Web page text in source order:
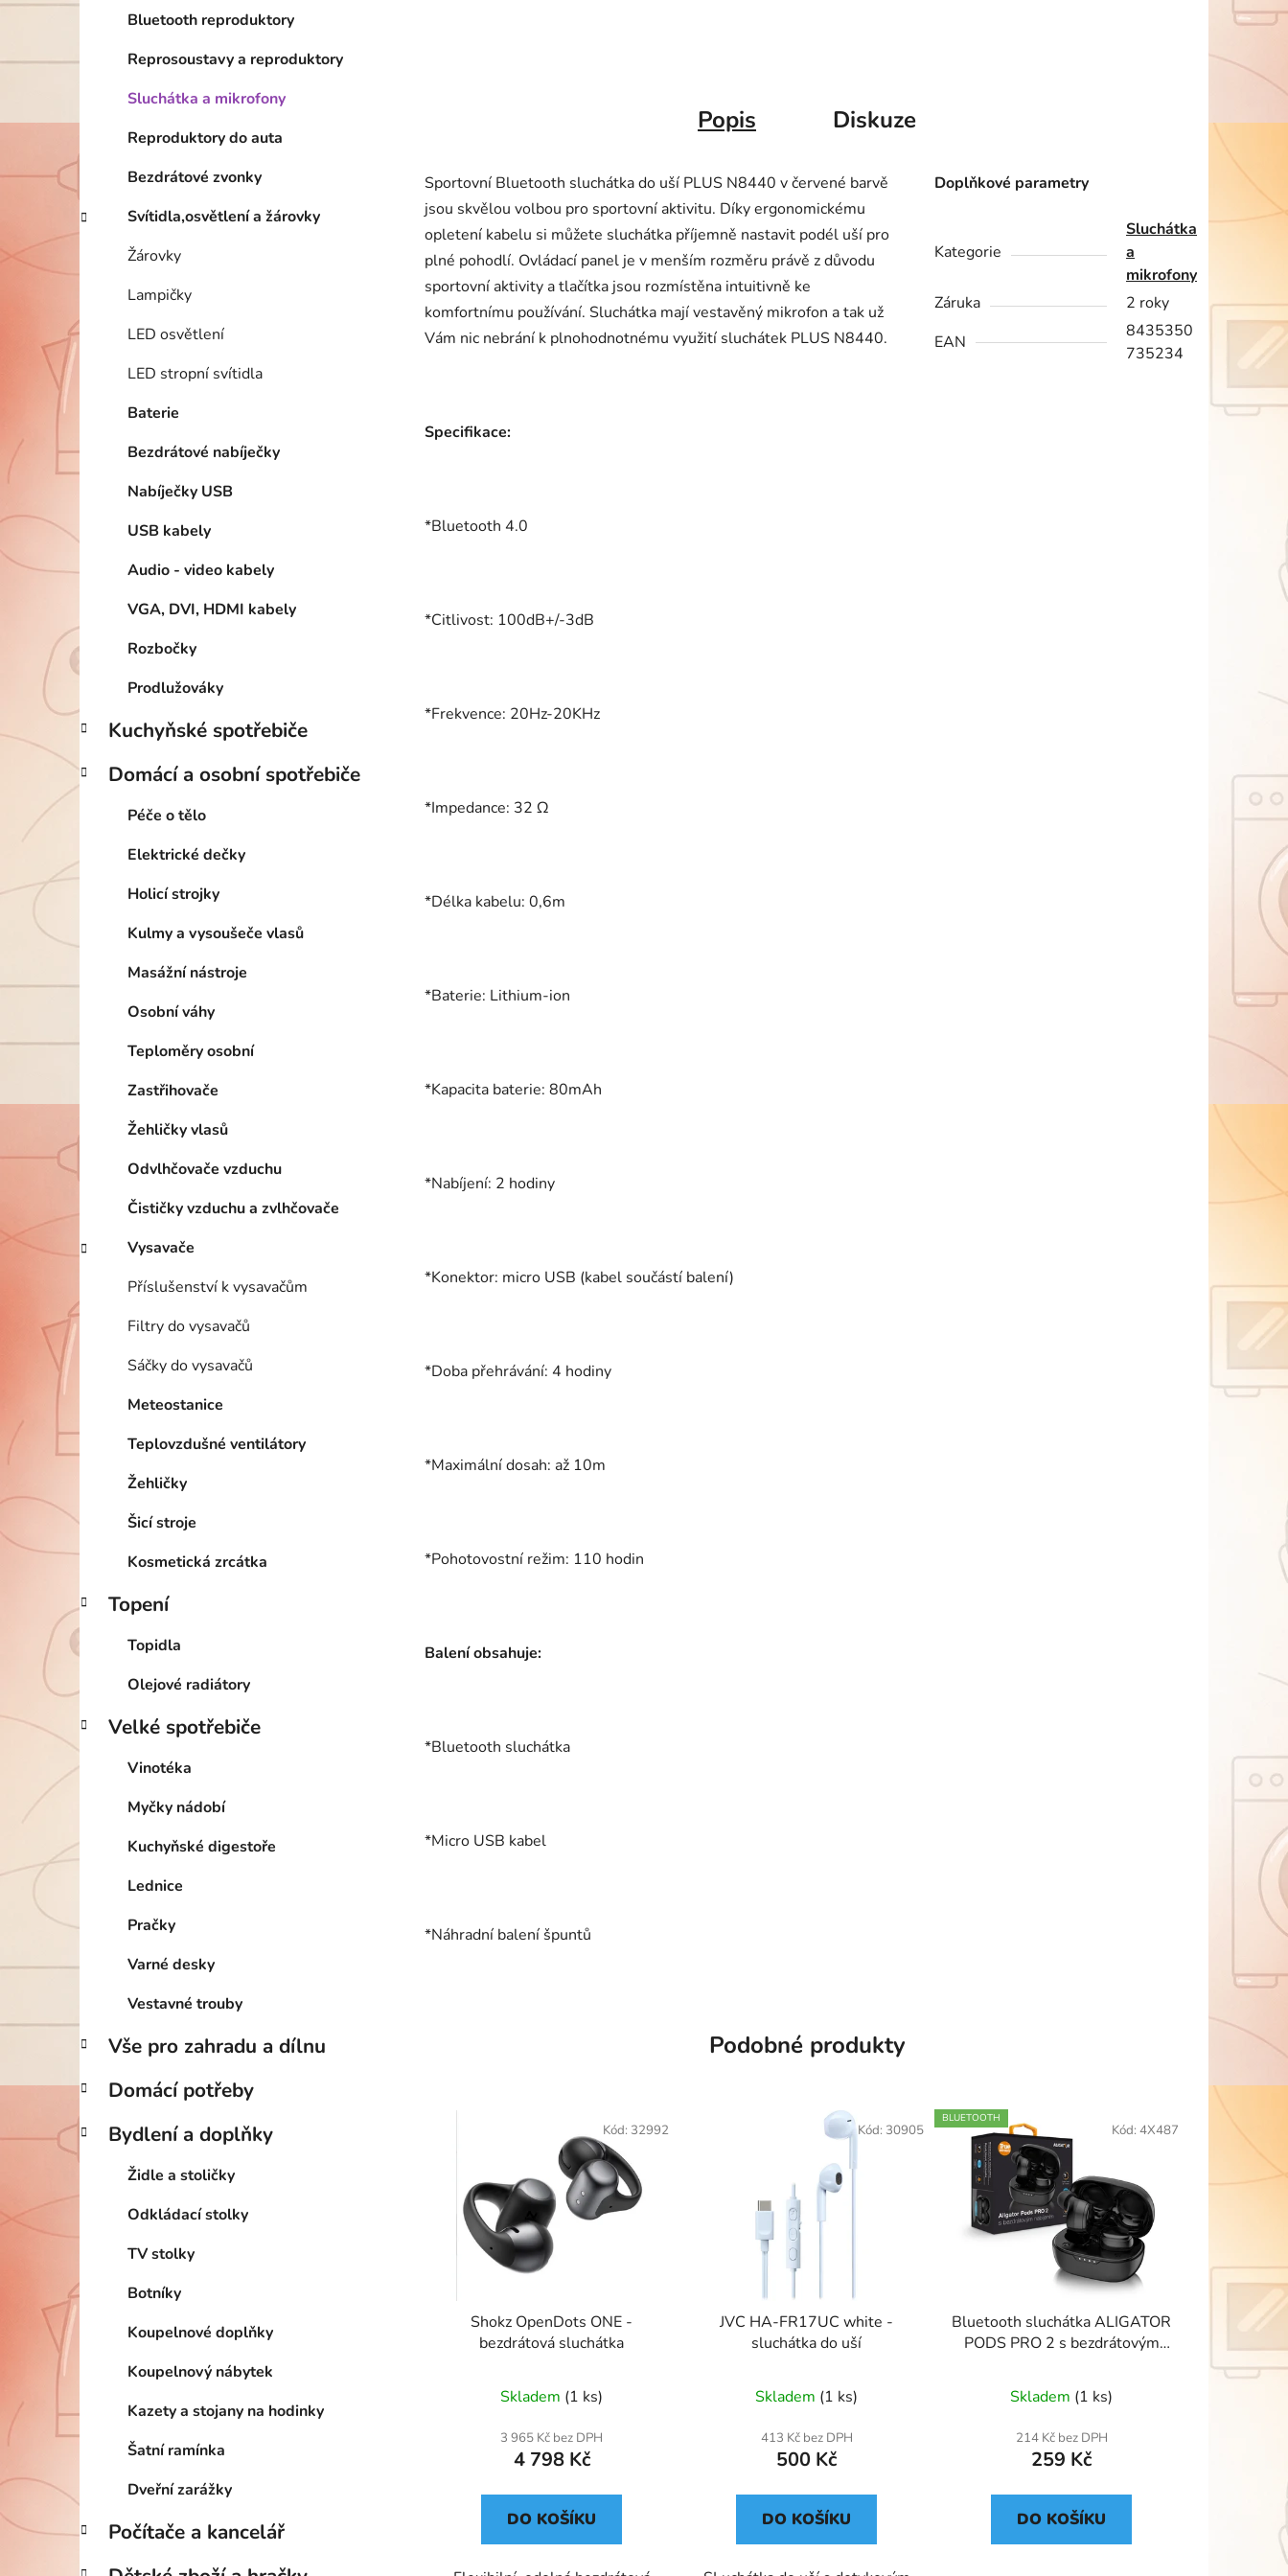
Bluetooth reproduktory
Reprosoustavy a reproduktory
Sluchátka a mikrofony
Reproduktory do auta
Bezdrátové zvonky
Svítidla,osvětlení a žárovky
Žárovky
Lampičky
LED osvětlení
LED stropní svítidla
Baterie
Bezdrátové nabíječky
Nabíječky USB
USB kabely
Audio - video kabely
VGA, DVI, HDMI kabely
Rozbočky
Prodlužováky
Kuchyňské spotřebiče
Domácí a osobní spotřebiče
Péče o tělo
Elektrické dečky
Holicí strojky
Kulmy a vysoušeče vlasů
Masážní nástroje
Osobní váhy
Teploměry osobní
Zastřihovače
Žehličky vlasů
Odvlhčovače vzduchu
Čističky vzduchu a zvlhčovače
Vysavače
Příslušenství k vysavačům
Filtry do vysavačů
Sáčky do vysavačů
Meteostanice
Teplovzdušné ventilátory
Žehličky
Šicí stroje
Kosmetická zrcátka
Topení
Topidla
Olejové radiátory
Velké spotřebiče
Vinotéka
Myčky nádobí
Kuchyňské digestoře
Lednice
Pračky
Varné desky
Vestavné trouby
Vše pro zahradu a dílnu
Domácí potřeby
Bydlení a doplňky
Židle a stoličky
Odkládací stolky
TV stolky
Botníky
Koupelnové doplňky
Koupelnový nábytek
Kazety a stojany na hodinky
Šatní ramínka
Dveřní zarážky
Počítače a kancelář
Popis Diskuze
Sportovní Bluetooth sluchátka do uší PLUS N8440 v červené barvě
jsou skvělou volbou pro sportovní aktivitu. Díky ergonomickému
opletení kabelu si můžete sluchátka příjemně nastavit podél uší pro
plné pohodlí. Ovládací panel je v menším rozměru právě z důvodu
sportovní aktivity a tlačítka jsou rozmístěna intuitivně ke
komfortnímu používání. Sluchátka mají vestavěný mikrofon a tak už
Vám nic nebrání k plnohodnotnému využití sluchátek PLUS N8440.
Specifikace:
*Bluetooth 4.0
*Citlivost: 100dB+/-3dB
*Frekvence: 20Hz-20KHz
*Impedance: 32 Ω
*Délka kabelu: 0,6m
*Baterie: Lithium-ion
*Kapacita baterie: 80mAh
*Nabíjení: 2 hodiny
*Konektor: micro USB (kabel součástí balení)
*Doba přehrávání: 4 hodiny
*Maximální dosah: až 10m
*Pohotovostní režim: 110 hodin
Balení obsahuje:
*Bluetooth sluchátka
*Micro USB kabel
*Náhradní balení špuntů
Doplňkové parametry
Kategorie
Sluchátka
a
mikrofony
Záruka
2 roky
EAN
8435350
735234
Podobné produkty
Shokz OpenDots ONE -
bezdrátová sluchátka
Skladem (1 ks)
3 965 Kč bez DPH
4 798 Kč
DO KOŠÍKU
Kód: 32992
JVC HA-FR17UC white -
sluchátka do uší
Skladem (1 ks)
413 Kč bez DPH
500 Kč
DO KOŠÍKU
Kód: 30905
BLUETOOTH
Bluetooth sluchátka ALIGATOR
PODS PRO 2 s bezdrátovým
Skladem (1 ks)
214 Kč bez DPH
259 Kč
DO KOŠÍKU
Kód: 4X487